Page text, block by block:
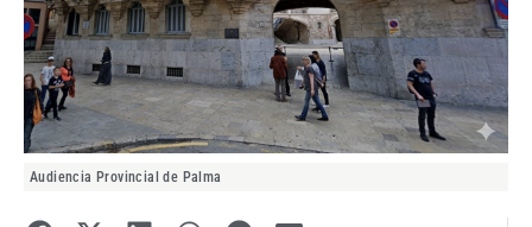
Audiencia Provincial de Palma